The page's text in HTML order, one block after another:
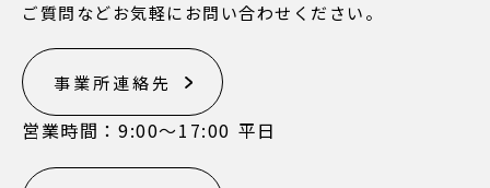
ご質問などお気軽にお問い合わせください。
事業所連絡先
営業時間：9:00〜17:00 平日